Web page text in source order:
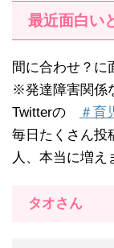
最近面白い
間に合わせ？に
※発達障害関係
Twitterの
＃育
毎日たくさん投
人、本当に増え
タオさん